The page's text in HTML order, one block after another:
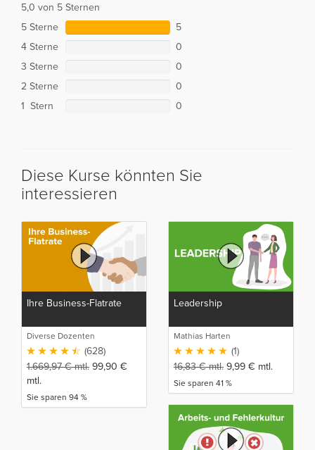
5,0 von 5 Sternen
5 Sterne
5
4 Sterne
0
3 Sterne
0
2 Sterne
0
1 Stern
0
Diese Kurse könnten Sie
interessieren
Ihre Business-Flatrate
Diverse Dozenten
(628)
1.669,97€mtl. 99,90 €
mtl.
Sie sparen 94 %
Leadership
Mathias Harten
(1)
16,83€mtl. 9,99 € mtl.
Sie sparen 41 %